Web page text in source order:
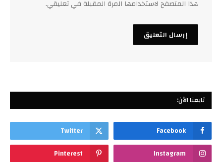
هذا المتصفح لاستخدامها المرة المقبلة في تعليقي.
تابعنا الآن:
Facebook
Twitter
Instagram
Pinterest